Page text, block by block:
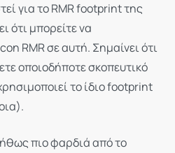
για το RMR footprint της
ότι μπορείτε να
RMR σε αυτή. Σημαίνει ότι
οποιοδήποτε σκοπευτικό
το ίδιο footprint
πιο φαρδιά από το